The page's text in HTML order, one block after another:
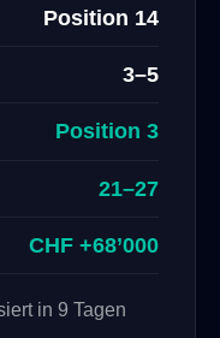
Position 14
3–5
Position 3
21–27
CHF +68’000
in 9 Tagen